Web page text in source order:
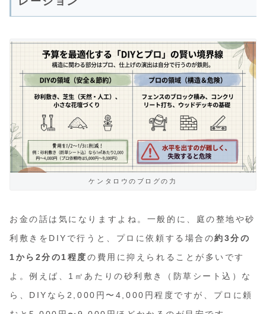
ケンタロウのブログの力
お金の話は気になりますよね。一般的に、庭の整地や砂
利敷きをDIYで行うと、プロに依頼する場合の約3分の
1から2分の1程度の費用に抑えられることが多いです
よ。例えば、1㎡あたりの砂利敷き（防草シート込）な
ら、DIYなら2,000円〜4,000円程度ですが、プロに頼